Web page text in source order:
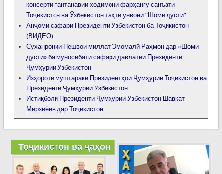
консерти тантанавии ходимони фарҳангу санъати
Тоҷикистон ва Ӯзбекистон таҳти унвони “Шоми дӯстӣ”
Анҷоми сафари Президенти Ӯзбекистон ба Тоҷикистон
(ВИДЕО)
Суханронии Пешвои миллат Эмомалӣ Раҳмон дар «Шоми
дӯстӣ» ба муносибати сафари давлатии Президенти
Ҷумҳурии Ӯзбекистон
Изҳороти муштараки Президентҳои Ҷумҳурии Тоҷикистон ва
Президенти Ҷумҳурии Ӯзбекистон
Истиқболи Президенти Ҷумҳурии Ӯзбекистон Шавкат
Мирзиёев дар Тоҷикистон
Тоҷикистон ва ҷаҳон